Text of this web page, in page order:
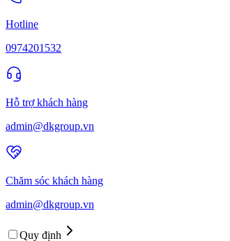
Hotline
0974201532
Hỗ trợ khách hàng
admin@dkgroup.vn
Chăm sóc khách hàng
admin@dkgroup.vn
Quy định